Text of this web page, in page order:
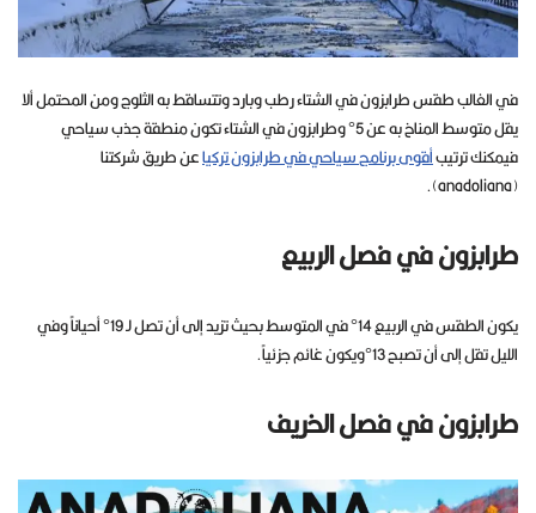
في الغالب طقس طرابزون في الشتاء رطب وبارد وتتساقط به الثلوج ومن المحتمل ألا
يقل متوسط المناخ به عن 5° وطرابزون في الشتاء تكون منطقة جذب سياحي
فيمكنك ترتيبأقوى برنامجسياحي في طرابزون تركياعن طريق شركتنا
(anadoliana).
طرابزون في فصل الربيع
يكون الطقس في الربيع 14° في المتوسط بحيث تزيد إلى أن تصل لـ 19° أحياناً وفي
الليل تقل إلى أن تصبح 13°ويكون غائم جزئياً.
طرابزون في فصل الخريف